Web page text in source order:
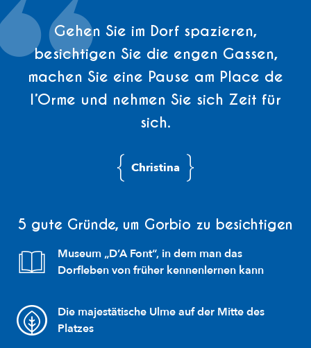
Gehen Sie im Dorf spazieren,
besichtigen Sie die engen Gassen,
machen Sie eine Pause am Place de
l’Orme und nehmen Sie sich Zeit für
sich.
Christina
5 gute Gründe, um Gorbio zu besichtigen
Museum „D’A Font“, in dem man das
Dorfleben von früher kennenlernen kann
Die majestätische Ulme auf der Mitte des
Platzes